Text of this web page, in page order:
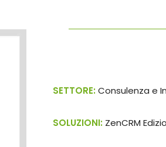
SETTORE:Consulenza e
SOLUZIONI: ZenCRM